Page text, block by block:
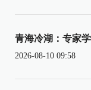
青海冷湖：专家
2026-08-10 09:58